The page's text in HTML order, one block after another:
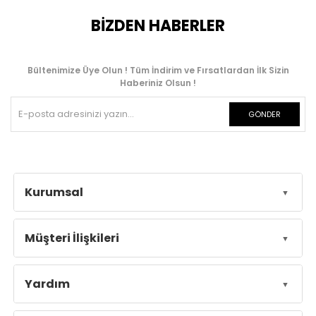
BİZDEN HABERLER
Bültenimize Üye Olun ! Tüm İndirim ve Fırsatlardan İlk Sizin
Haberiniz Olsun !
GÖNDER
Kurumsal
Müşteri İlişkileri
Yardım